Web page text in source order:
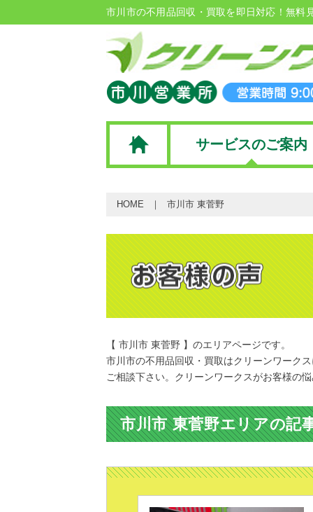
市川市の不用品回収・買取を即日対応！無料
サービスのご案内
HOME 市川市 東菅野
【 市川市 東菅野 】のエリアページです。
市川市の不用品回収・買取はクリーンワーク
ご相談下さい。クリーンワークスがお客様の悩
市川市 東菅野エリアの記